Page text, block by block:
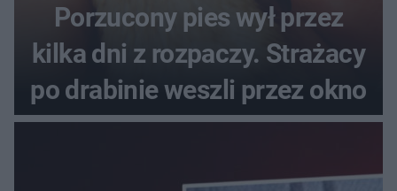
Porzucony pies wył przez
kilka dni z rozpaczy. Strażacy
po drabinie weszli przez okno